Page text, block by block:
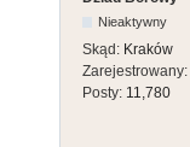
Nieaktywny
Skąd: Kraków
Zarejestrowany:
Posty: 11,780